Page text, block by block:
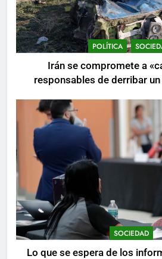
POLÍTICA
Irán se compromete a
responsables de derribar
SOCIEDAD
Lo que se espera de los